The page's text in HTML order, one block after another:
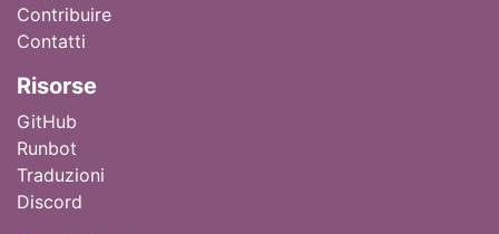
Contribuire
Contatti
Risorse
GitHub
Runbot
Traduzioni
Discord